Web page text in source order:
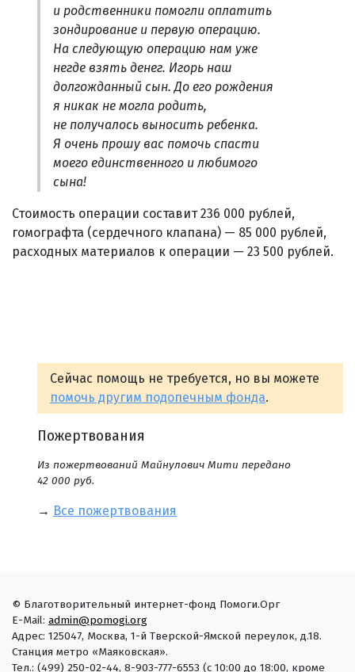
и родственники помогли оплатить
зондирование и первую операцию.
На следующую операцию нам уже
негде взять денег. Игорь наш
долгожданный сын. До его рождения
я никак не могла родить,
не получалось выносить ребенка.
Я очень прошу вас помочь спасти
моего единственного и любимого
сына!
Стоимость операции составит 236 000 рублей,
гомографта (сердечного клапана) — 85 000 рублей,
расходных материалов к операции — 23 500 рублей.
Сейчас помощь не требуется, но вы можете
помочь другим подопечным фонда.
Пожертвования
Из пожертвований Майнулович Мити передано
42 000 руб.
→ Все пожертвования
© Благотворительный интернет-фонд Помоги.Орг
E-Mail: admin@pomogi.org
Адрес: 125047, Москва, 1-й Тверской-Ямской переулок, д.18.
Станция метро «Маяковская».
Тел.: (499) 250-02-44, 8-903-777-6553 (с 10:00 до 18:00, кроме